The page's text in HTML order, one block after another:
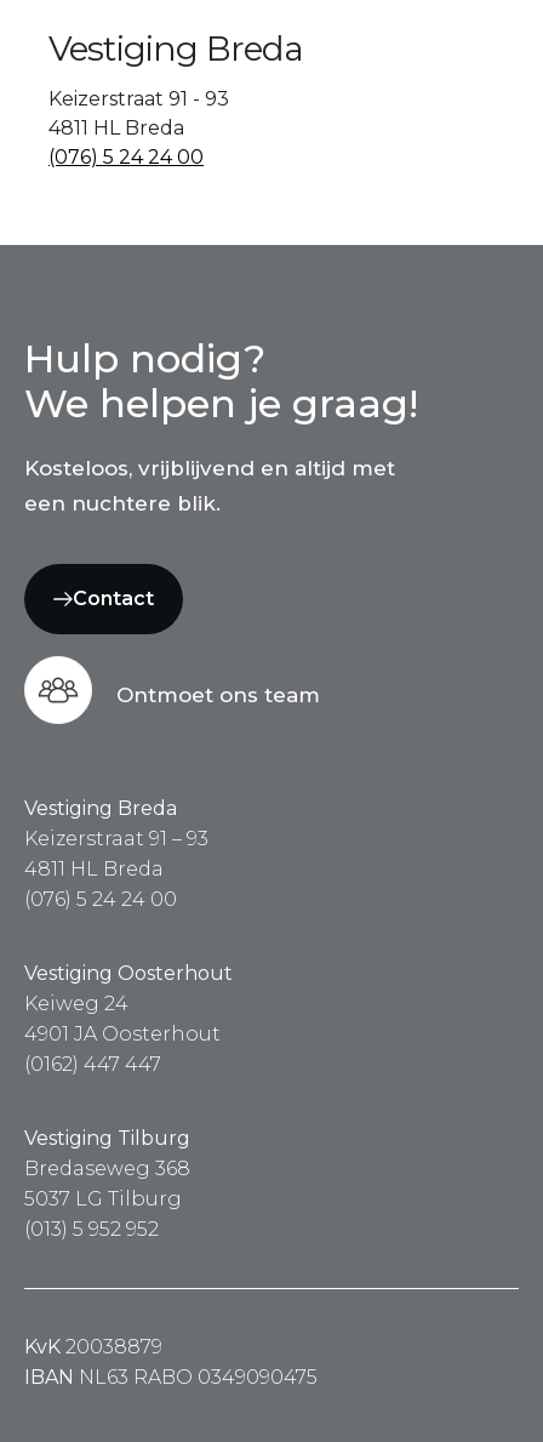
Vestiging Breda
Keizerstraat 91 - 93
4811 HL Breda
(076) 5 24 24 00
Hulp nodig?
We helpen je graag!
Kosteloos, vrijblijvend en altijd met
een nuchtere blik.
Contact
Ontmoet ons team
Vestiging Breda
Keizerstraat 91 – 93
4811 HL Breda
(076) 5 24 24 00
Vestiging Oosterhout
Keiweg 24
4901 JA Oosterhout
(0162) 447 447
Vestiging Tilburg
Bredaseweg 368
5037 LG Tilburg
(013) 5 952 952
KvK 20038879
IBAN NL63 RABO 0349090475